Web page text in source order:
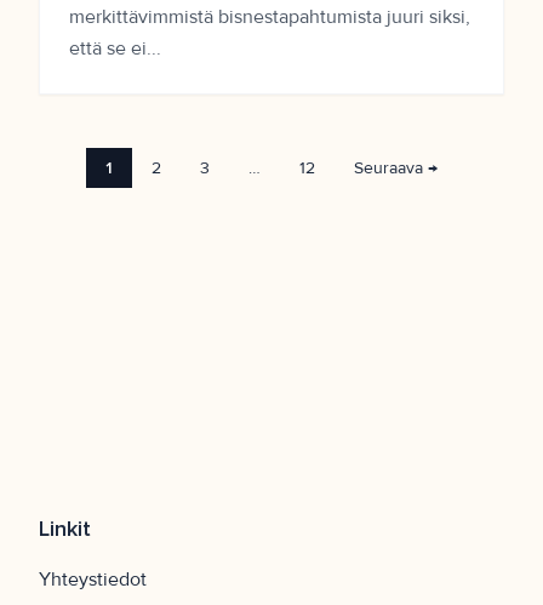
merkittävimmistä bisnestapahtumista juuri siksi,
että se ei...
1 2 3 … 12 Seuraava →
Linkit
Yhteystiedot